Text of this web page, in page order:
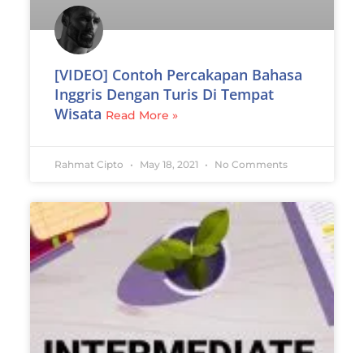
[VIDEO] Contoh Percakapan Bahasa
Inggris Dengan Turis Di Tempat
Wisata Read More »
Rahmat Cipto May 18, 2021 No Comments